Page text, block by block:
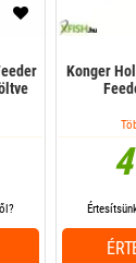
Konger